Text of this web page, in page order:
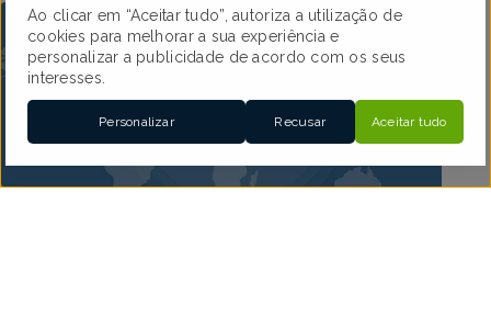
Ao clicar em “Aceitar tudo”, autoriza a utilização de
cookies para melhorar a sua experiência e
personalizar a publicidade de acordo com os seus
interesses.
Personalizar Recusar Aceitar tudo